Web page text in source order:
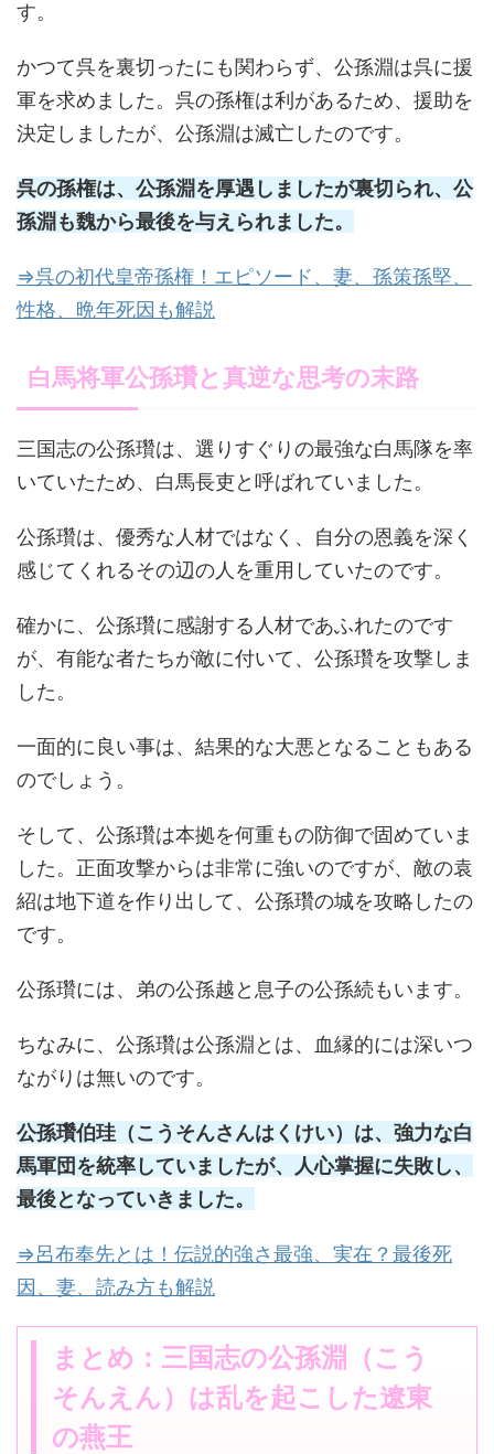
す。
かつて呉を裏切ったにも関わらず、公孫淵は呉に援
軍を求めました。呉の孫権は利があるため、援助を
決定しましたが、公孫淵は滅亡したのです。
呉の孫権は、公孫淵を厚遇しましたが裏切られ、公
孫淵も魏から最後を与えられました。
⇒呉の初代皇帝孫権！エピソード、妻、孫策孫堅、
性格、晩年死因も解説
白馬将軍公孫瓚と真逆な思考の末路
三国志の公孫瓚は、選りすぐりの最強な白馬隊を率
いていたため、白馬長吏と呼ばれていました。
公孫瓚は、優秀な人材ではなく、自分の恩義を深く
感じてくれるその辺の人を重用していたのです。
確かに、公孫瓚に感謝する人材であふれたのです
が、有能な者たちが敵に付いて、公孫瓚を攻撃しま
した。
一面的に良い事は、結果的な大悪となることもある
のでしょう。
そして、公孫瓚は本拠を何重もの防御で固めていま
した。正面攻撃からは非常に強いのですが、敵の袁
紹は地下道を作り出して、公孫瓚の城を攻略したの
です。
公孫瓚には、弟の公孫越と息子の公孫続もいます。
ちなみに、公孫瓚は公孫淵とは、血縁的には深いつ
ながりは無いのです。
公孫瓚伯珪（こうそんさんはくけい）は、強力な白
馬軍団を統率していましたが、人心掌握に失敗し、
最後となっていきました。
⇒呂布奉先とは！伝説的強さ最強、実在？最後死
因、妻、読み方も解説
まとめ：三国志の公孫淵（こう
そんえん）は乱を起こした遼東
の燕王